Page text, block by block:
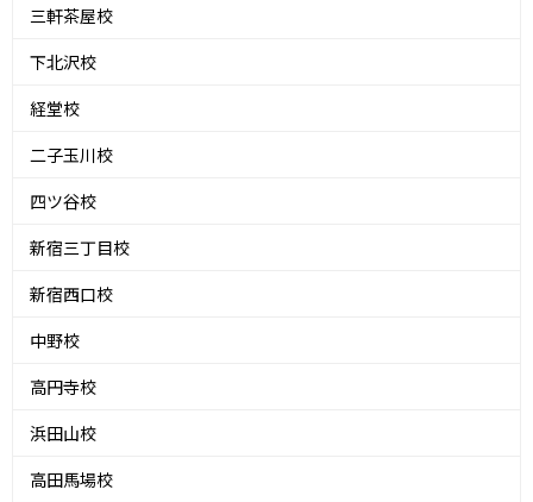
三軒茶屋校
下北沢校
経堂校
二子玉川校
四ツ谷校
新宿三丁目校
新宿西口校
中野校
高円寺校
浜田山校
高田馬場校